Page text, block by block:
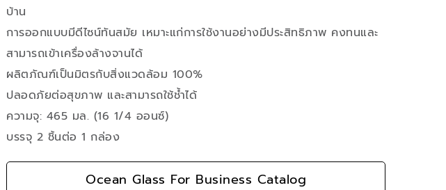
บ้าน
การออกแบบมีดีไซน์ทันสมัย เหมาะแก่การใช้งานอย่างมีประสิทธิภาพ คงทนและ
สามารถเข้าเครื่องล้างจานได้
ผลิตภัณฑ์เป็นมิตรกับสิ่งแวดล้อม 100%
ปลอดภัยต่อสุขภาพ และสามารถใช้ช้ำได้
ความจุ: 465 มล. (16 1/4 ออนซ์)
บรรจุ 2 ชิ้นต่อ 1 กล่อง
Ocean Glass For Business Catalog